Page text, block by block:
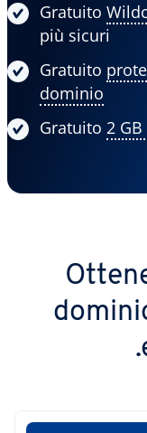
Gratuito
più sicuri
Gratuito
dominio
Gratuito 2